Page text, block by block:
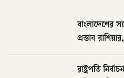
বাংলাদেশের
প্রস্তাব
রাষ্ট্রপতি